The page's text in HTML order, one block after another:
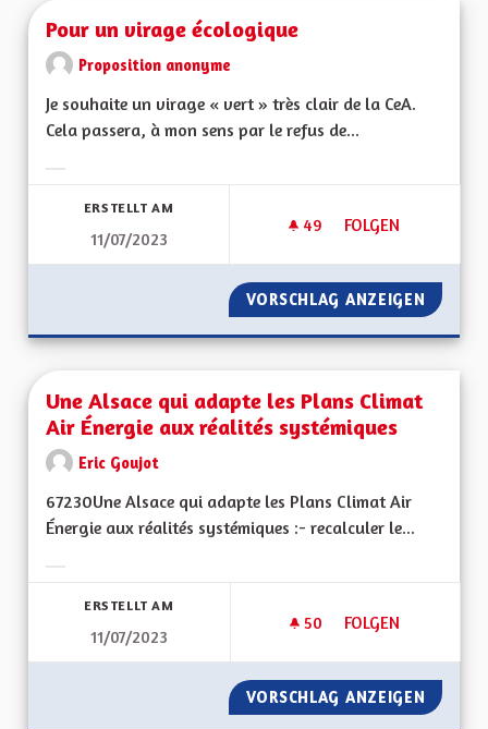
Pour un virage écologique
Proposition anonyme
Je souhaite un virage « vert » très clair de la CeA.
Cela passera, à mon sens par le refus de...
ERSTELLT AM
11/07/2023
49 49 FOLLOWER
FOLGEN
POUR UN VIRAGE
VORSCHLAG ANZEIGEN POUR
Une Alsace qui adapte les Plans Climat
Air Énergie aux réalités systémiques
Eric Goujot
67230Une Alsace qui adapte les Plans Climat Air
Énergie aux réalités systémiques :- recalculer le...
ERSTELLT AM
11/07/2023
50 50 FOLLOWER
FOLGEN
UNE ALSACE QUI
VORSCHLAG ANZEIGEN UNE